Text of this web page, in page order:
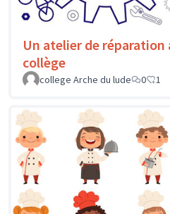
Un atelier de réparation
collège
college Arche du lude
0 1